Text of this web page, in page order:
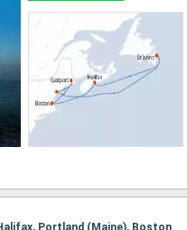
Portland (Maine), Boston